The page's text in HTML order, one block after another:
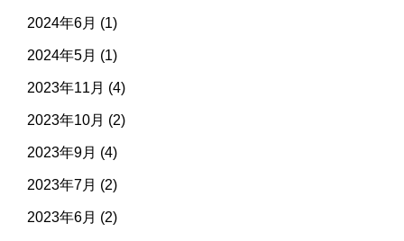
2024年6月 (1)
2024年5月 (1)
2023年11月 (4)
2023年10月 (2)
2023年9月 (4)
2023年7月 (2)
2023年6月 (2)